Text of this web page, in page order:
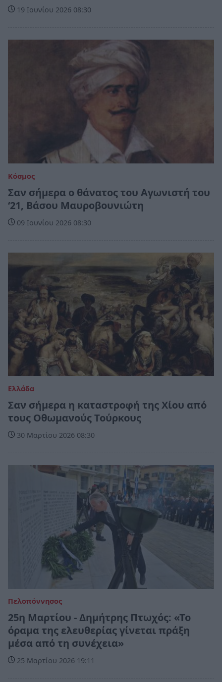
19 Ιουνίου 2026 08:30
Κόσμος
Σαν σήμερα ο θάνατος του Αγωνιστή του
‘21, Βάσου Μαυροβουνιώτη
09 Ιουνίου 2026 08:30
Ελλάδα
Σαν σήμερα η καταστροφή της Χίου από
τους Οθωμανούς Τούρκους
30 Μαρτίου 2026 08:30
Πελοπόννησος
25η Μαρτίου - Δημήτρης Πτωχός: «Το
όραμα της ελευθερίας γίνεται πράξη
μέσα από τη συνέχεια»
25 Μαρτίου 2026 19:11